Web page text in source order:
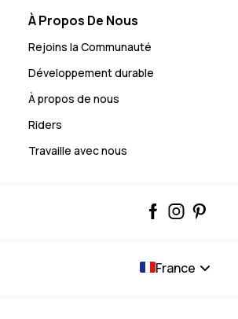
À Propos De Nous
Rejoins la Communauté
Développement durable
À propos de nous
Riders
Travaille avec nous
France